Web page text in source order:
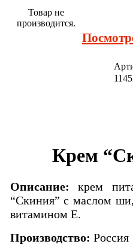
Товар не
производится.
Крем
Описание: крем
“Скиния” с маслом
витамином Е.
Производство: Россия